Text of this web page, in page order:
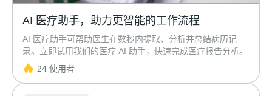
AI 医疗助手，助力更智能的工作流程
AI 医疗助手可帮助医生在数秒内提取、分析并总结病历记
录。立即试用我们的医疗 AI 助手，快速完成医疗报告分析。
24 使用者